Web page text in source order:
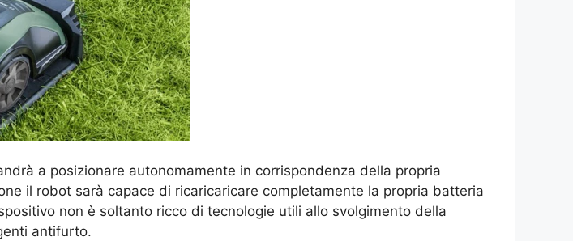
a posizionare autonomamente in corrispondenza della propria
il robot sarà capace di ricaricaricare completamente la propria batteria
non è soltanto ricco di tecnologie utili allo svolgimento della
antifurto.